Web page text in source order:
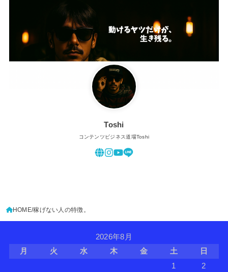
Toshi
コンテンツビジネス道場Toshi
HOME 稼げない人の特徴。
2026年8月
月
火 水 木 金 土
日
1
2